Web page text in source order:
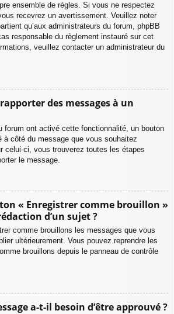
ensemble de règles. Si vous ne respectez
recevrez un avertissement. Veuillez noter
qu’aux administrateurs du forum, phpBB
responsable du règlement instauré sur cet
veuillez contacter un administrateur du
des messages à un
forum ont activé cette fonctionnalité, un bouton
à côté du message que vous souhaitez
celui-ci, vous trouverez toutes les étapes
le message.
« Enregistrer comme brouillon »
d’un sujet ?
comme brouillons les messages que vous
ultérieurement. Vous pouvez reprendre les
brouillons depuis le panneau de contrôle
a-t-il besoin d’être approuvé ?